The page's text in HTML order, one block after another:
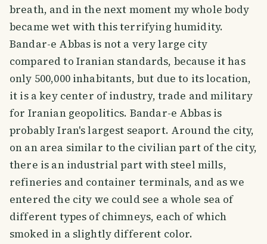
breath, and in the next moment my whole body
became wet with this terrifying humidity.
Bandar-e Abbas is not a very large city
compared to Iranian standards, because it has
only 500,000 inhabitants, but due to its location,
it is a key center of industry, trade and military
for Iranian geopolitics. Bandar-e Abbas is
probably Iran's largest seaport. Around the city,
on an area similar to the civilian part of the city,
there is an industrial part with steel mills,
refineries and container terminals, and as we
entered the city we could see a whole sea of
different types of chimneys, each of which
smoked in a slightly different color.